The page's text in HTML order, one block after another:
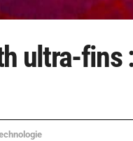
ultra-fins